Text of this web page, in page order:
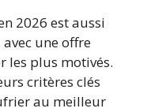
2026 est aussi
une offre
les plus motivés.
critères clés
au meilleur